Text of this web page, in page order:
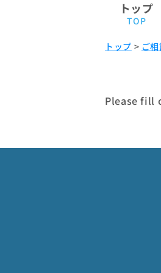
トップ
トップ > ご
Please fill